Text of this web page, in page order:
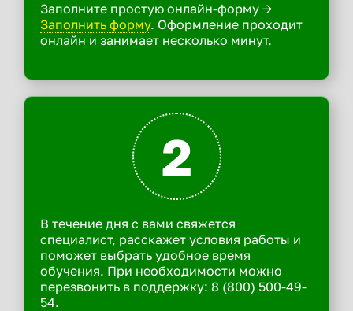
Заполните простую онлайн-форму ->
Заполнить форму. Оформление проходит
онлайн и занимает несколько минут.
2
В течение дня с вами свяжется
специалист, расскажет условия работы и
поможет выбрать удобное время
обучения. При необходимости можно
перезвонить в поддержку: 8 (800) 500-49-
54.